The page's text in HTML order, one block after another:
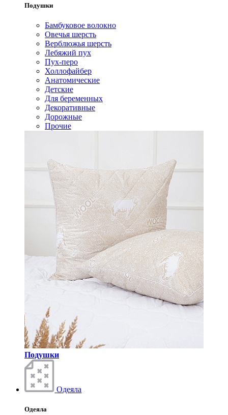
Подушки
Бамбуковое волокно
Овечья шерсть
Верблюжья шерсть
Лебяжий пух
Пух-перо
Холлофайбер
Анатомические
Детские
Для беременных
Декоративные
Дорожные
Прочие
Подушки
Одеяла
Одеяла